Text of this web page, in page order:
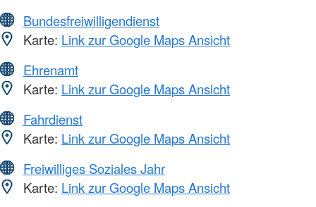
Bundesfreiwilligendienst
Karte: Link zur Google Maps Ansicht
Ehrenamt
Karte: Link zur Google Maps Ansicht
Fahrdienst
Karte: Link zur Google Maps Ansicht
Freiwilliges Soziales Jahr
Karte: Link zur Google Maps Ansicht